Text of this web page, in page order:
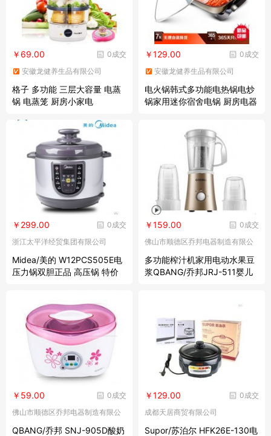
0成交
￥69.00
安徽龙健养生品有限公司
格子 多功能 三层大容量 电蒸
锅 电蒸笼 厨房小家电
0成交
￥129.00
安徽龙健养生品有限公司
电火锅韩式多功能电热锅电炒
锅家用迷你宿舍电锅 厨房电器
0成交
￥299.00
浙江太平洋经贸集团有限公司
Midea/美的 W12PCS505E电
压力锅双胆正品 高压锅 特价
0成交
￥159.00
佛山市顺德区乔邦电器制造有限公
多功能榨汁机家用电动水果豆
浆QBANG/乔邦JRJ-511婴儿
0成交
￥59.00
佛山市顺德区乔邦电器制造有限公
QBANG/乔邦 SNJ-905D酸奶
0成交
￥129.00
成都天居商贸有限公司
Supor/苏泊尔 HFK26E-130电